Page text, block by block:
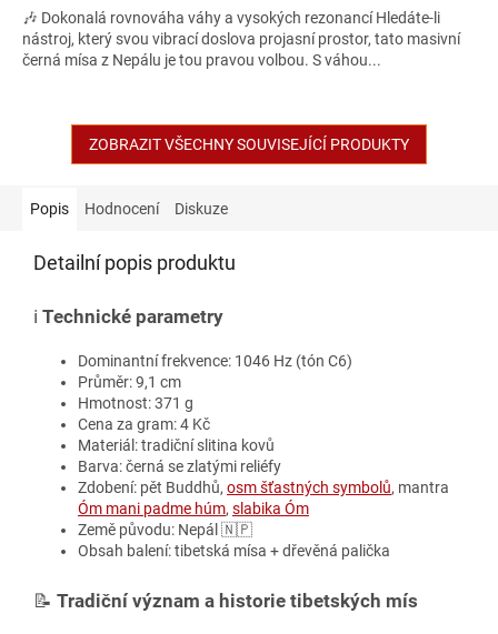
🎶 Dokonalá rovnováha váhy a vysokých rezonancí Hledáte-li
nástroj, který svou vibrací doslova projasní prostor, tato masivní
černá mísa z Nepálu je tou pravou volbou. S váhou...
ZOBRAZIT VŠECHNY SOUVISEJÍCÍ PRODUKTY
Popis Hodnocení Diskuze
Detailní popis produktu
ℹ️ Technické parametry
Dominantní frekvence: 1046 Hz (tón C6)
Průměr: 9,1 cm
Hmotnost: 371 g
Cena za gram: 4 Kč
Materiál: tradiční slitina kovů
Barva: černá se zlatými reliéfy
Zdobení: pět Buddhů, osm šťastných symbolů, mantra
Óm mani padme húm, slabika Óm
Země původu: Nepál 🇳🇵
Obsah balení: tibetská mísa + dřevěná palička
📝 Tradiční význam a historie tibetských mís